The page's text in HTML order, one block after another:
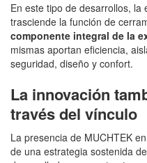
En este tipo de desarrollos, la
trasciende la función de
componente integral de la
mismas aportan eficiencia,
seguridad, diseño y confort.
La innovación
través del vínculo
La presencia de MUCHTEK
de una estrategia sostenida